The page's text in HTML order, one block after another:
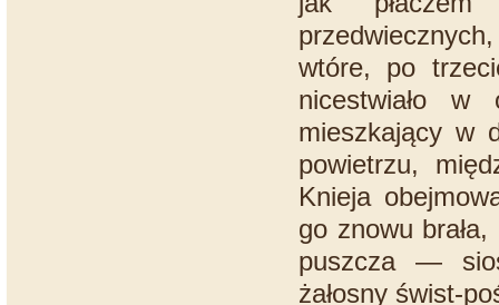
wtóre, po
nicestwiało
mieszkający w
powietrzu,
Knieja
go znowu
puszcza —
żałosny świst-